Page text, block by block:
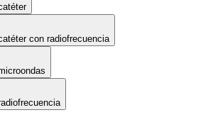
con radiofrecuencia